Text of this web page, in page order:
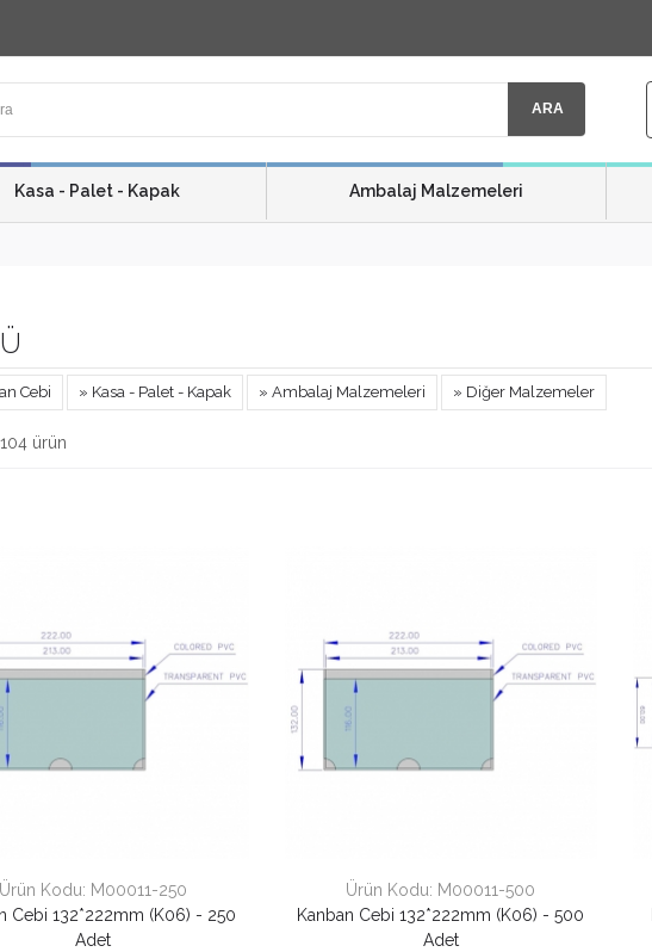
ARA
Kasa - Palet - Kapak Ambalaj Malzemeleri
Cebi » Kasa - Palet - Kapak » Ambalaj Malzemeleri » Diğer Malzemeler
ürün
Kodu: M00011-250
Cebi 132*222mm (K06) - 250
Adet
Ürün Kodu: M00011-500
Kanban Cebi 132*222mm (K06) - 500
Adet